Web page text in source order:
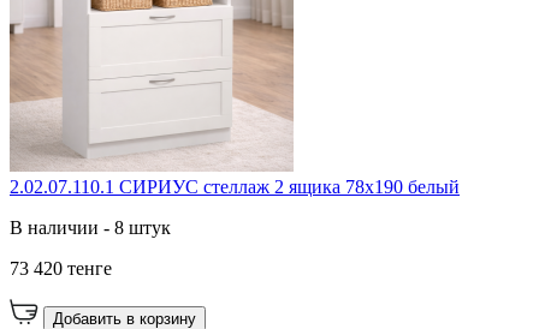
2.02.07.110.1 СИРИУС стеллаж 2 ящика 78х190 белый
В наличии - 8 штук
73 420 тенге
Добавить в корзину